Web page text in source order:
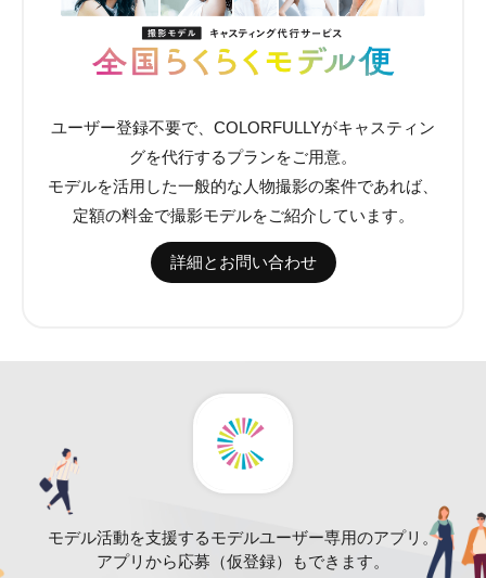
ユーザー登録不要で、COLORFULLYがキャスティン
グを代行するプランをご用意。
モデルを活用した一般的な人物撮影の案件であれば、
定額の料金で撮影モデルをご紹介しています。
詳細とお問い合わせ
モデル活動を支援するモデルユーザー専用のアプリ。
アプリから応募（仮登録）もできます。